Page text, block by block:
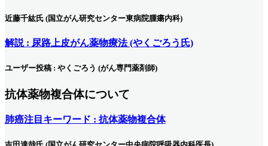
近藤千紘氏 (国立がん研究センター東病院腫瘍内科)
解説 : 尿路上皮がん薬物療法 (やくごろう氏)
ユーザー投稿 : やくごろう (がん専門薬剤師)
抗体薬物複合体について
肺癌注目キーワード : 抗体薬物複合体